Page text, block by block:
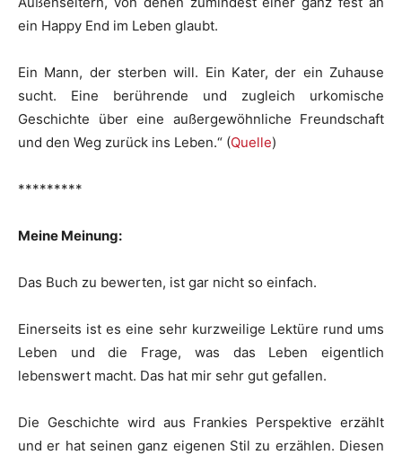
ein Happy End im Leben glaubt.
Ein Mann, der sterben will. Ein Kater, der ein Zuhause
sucht. Eine berührende und zugleich urkomische
Geschichte über eine außergewöhnliche Freundschaft
und den Weg zurück ins Leben.“ (Quelle)
*********
Meine Meinung:
Das Buch zu bewerten, ist gar nicht so einfach.
Einerseits ist es eine sehr kurzweilige Lektüre rund ums
Leben und die Frage, was das Leben eigentlich
lebenswert macht. Das hat mir sehr gut gefallen.
Die Geschichte wird aus Frankies Perspektive erzählt
und er hat seinen ganz eigenen Stil zu erzählen. Diesen